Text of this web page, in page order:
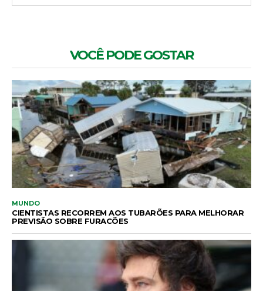
VOCÊ PODE GOSTAR
MUNDO
CIENTISTAS RECORREM AOS TUBARÕES PARA MELHORAR
PREVISÃO SOBRE FURACÕES